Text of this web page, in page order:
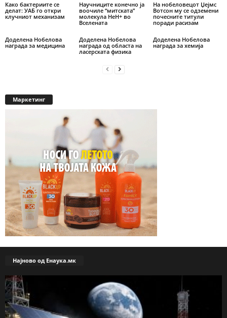
Како бактериите се
делат: УАБ го откри
клучниот механизам
Научниците конечно ја
воочиле “митската”
молекула HeH+ во
Вселената
На нобеловецот Џејмс
Вотсон му се одземени
почесните титули
поради расизам
Доделена Нобелова
награда за медицина
Доделена Нобелова
награда од областа на
ласерската физика
Доделена Нобелова
награда за хемија
Маркетинг
Најново од Енаука.мк